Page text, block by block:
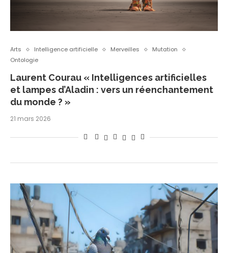
Arts Intelligence artificielle Merveilles
Mutation
Ontologie
Laurent Courau « Intelligences artificielles
et lampes d’Aladin : vers un réenchantement
du monde ? »
21 mars 2026